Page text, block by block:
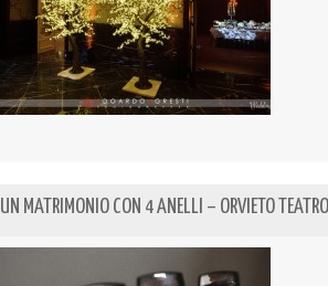
UN MATRIMONIO CON 4 ANELLI – ORVIETO